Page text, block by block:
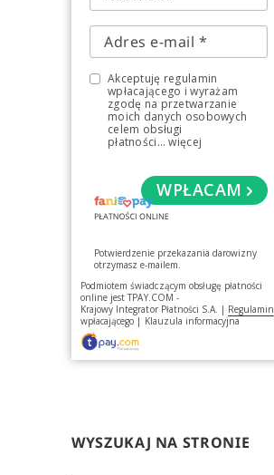
Akceptuję regulamin
wpłacającego i wyrażam
zgodę na przetwarzanie
moich danych osobowych
celem obsługi
płatności... więcej
WPŁACAM
Potwierdzenie przekazania darowizny
otrzymasz e-mailem.
Podmiotem świadczącym obsługę płatności
online jestTPAY.COM -
Krajowy Integrator Płatności S.A. | Regulamin
wpłacającego | Klauzula informacyjna
WYSZUKAJ NA STRONIE